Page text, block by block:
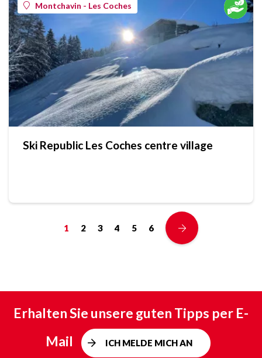
Montchavin - Les Coches
Ski Republic Les Coches centre village
1 2 3 4 5 6
Erhalten Sie unsere guten Tipps per E-
Mail
ICH MELDE MICH AN